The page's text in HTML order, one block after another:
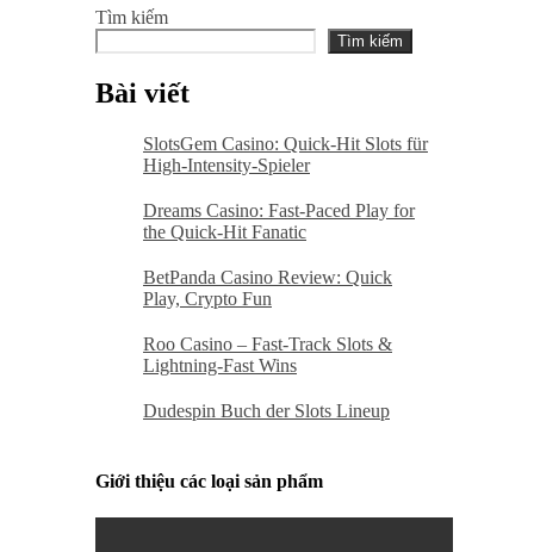
Tìm kiếm
Tìm kiếm
Bài viết
SlotsGem Casino: Quick‑Hit Slots für
High‑Intensity‑Spieler
Dreams Casino: Fast‑Paced Play for
the Quick‑Hit Fanatic
BetPanda Casino Review: Quick
Play, Crypto Fun
Roo Casino – Fast‑Track Slots &
Lightning‑Fast Wins
Dudespin Buch der Slots Lineup
Giới thiệu các loại sản phẩm